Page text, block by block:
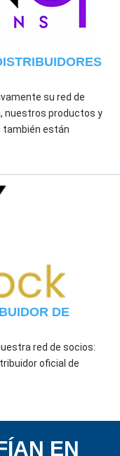
su red de
nuestros productos y
también están
DE
red de socios:
oficial de
EN